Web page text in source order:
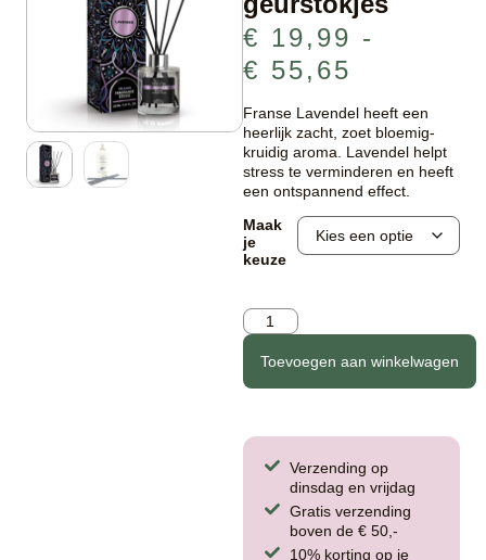
€ 19,99 -
€ 55,65
Franse Lavendel heeft een
heerlijk zacht, zoet bloemig-
kruidig aroma. Lavendel helpt
stress te verminderen en heeft
een ontspannend effect.
Maak
je
keuze
Toevoegen aan winkelwagen
Verzending op
dinsdag en vrijdag
Gratis verzending
boven de € 50,-
10% korting op je